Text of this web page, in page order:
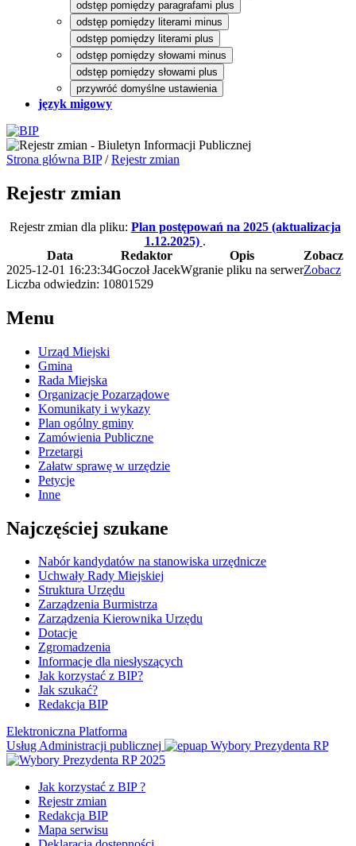
odstęp pomiędzy paragrafami plus
odstęp pomiędzy literami minus
odstęp pomiędzy literami plus
odstęp pomiędzy słowami minus
odstęp pomiędzy słowami plus
przywróć domyślne ustawienia
język migowy
Strona główna BIP/Rejestr zmian
Rejestr zmian
Rejestr zmian dla pliku: Plan postępowań na 2025 (aktualizacja
1.12.2025) .
Data
Redaktor Opis
Zobacz
2025-12-01 16:23:34Goczoł JacekWgranie pliku na serwerZobacz
Liczba odwiedzin: 10801529
Menu
Urząd Miejski
Gmina
Rada Miejska
Organizacje Pozarządowe
Komunikaty i wykazy
Plan ogólny gminy
Zamówienia Publiczne
Przetargi
Załatw sprawę w urzędzie
Petycje
Inne
Najczęściej szukane
Nabór kandydatów na stanowiska urzędnicze
Uchwały Rady Miejskiej
Struktura Urzędu
Zarządzenia Burmistrza
Zarządzenia Kierownika Urzędu
Dotacje
Zgromadzenia
Informacje dla niesłyszących
Jak korzystać z BIP?
Jak szukać?
Redakcja BIP
Elektroniczna Platforma
Usług Administracji publicznej
Wybory Prezydenta RP
Jak korzystać z BIP ?
Rejestr zmian
Redakcja BIP
Mapa serwisu